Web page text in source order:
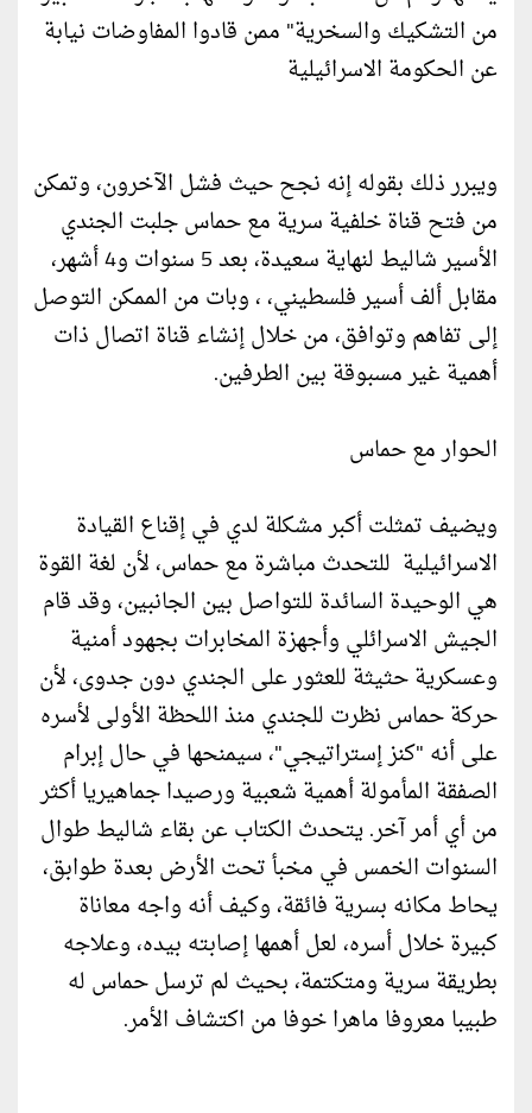
من التشكيك والسخرية" ممن قادوا المفاوضات نيابة
عن الحكومة الاسرائيلية
ويبرر ذلك بقوله إنه نجح حيث فشل الآخرون، وتمكن
من فتح قناة خلفية سرية مع حماس جلبت الجندي
الأسير شاليط لنهاية سعيدة، بعد 5 سنوات و4 أشهر،
مقابل ألف أسير فلسطيني، ، وبات من الممكن التوصل
إلى تفاهم وتوافق، من خلال إنشاء قناة اتصال ذات
أهمية غير مسبوقة بين الطرفين.
الحوار مع حماس
ويضيف تمثلت أكبر مشكلة لدي في إقناع القيادة
الاسرائيلية للتحدث مباشرة مع حماس، لأن لغة القوة
هي الوحيدة السائدة للتواصل بين الجانبين، وقد قام
الجيش الاسرائلي وأجهزة المخابرات بجهود أمنية
وعسكرية حثيثة للعثور على الجندي دون جدوى، لأن
حركة حماس نظرت للجندي منذ اللحظة الأولى لأسره
على أنه "كنز إستراتيجي"، سيمنحها في حال إبرام
الصفقة المأمولة أهمية شعبية ورصيدا جماهيريا أكثر
من أي أمر آخر. يتحدث الكتاب عن بقاء شاليط طوال
السنوات الخمس في مخبأ تحت الأرض بعدة طوابق،
يحاط مكانه بسرية فائقة، وكيف أنه واجه معاناة
كبيرة خلال أسره، لعل أهمها إصابته بيده، وعلاجه
بطريقة سرية ومتكتمة، بحيث لم ترسل حماس له
طبيبا معروفا ماهرا خوفا من اكتشاف الأمر.